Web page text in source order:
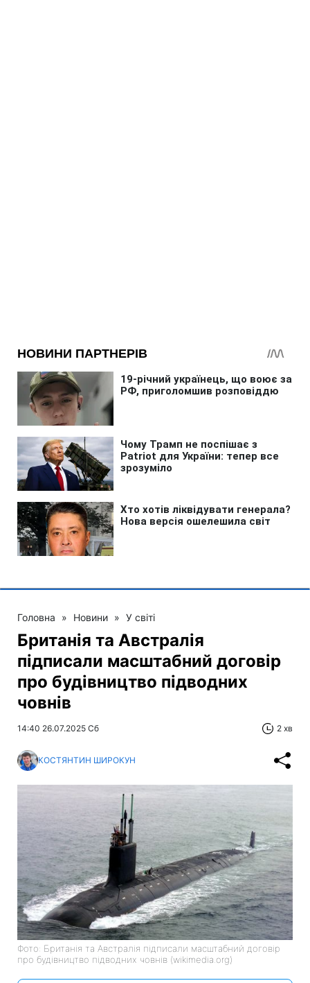
Головна » Новини » У світі
Британія та Австралія
підписали масштабний договір
про будівництво підводних
човнів
14:40 26.07.2025 Сб 2 хв
КОСТЯНТИН ШИРОКУН
Фото: Британія та Австралія підписали масштабний договір
про будівництво підводних човнів (wikimedia.org)